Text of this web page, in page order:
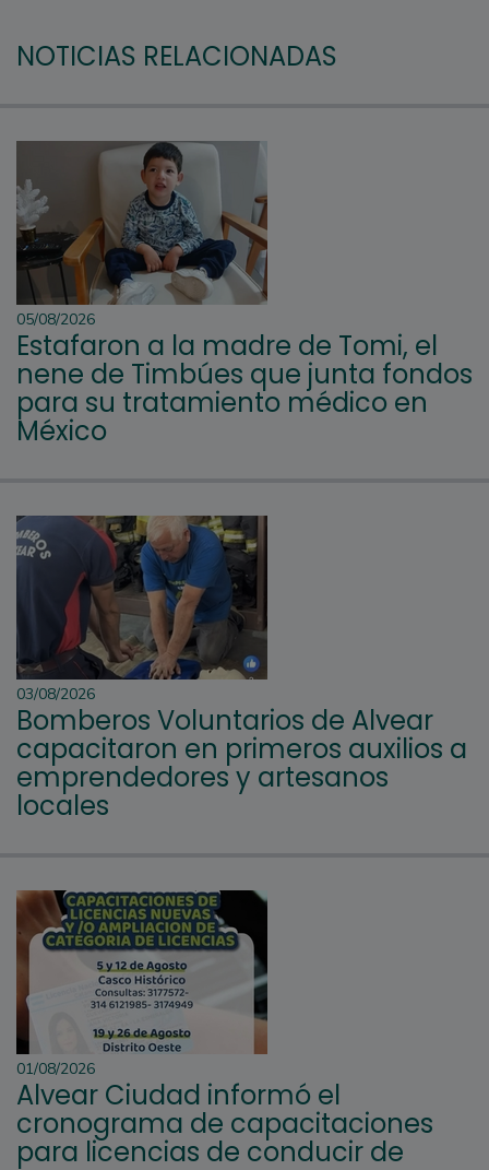
NOTICIAS RELACIONADAS
05/08/2026
Estafaron a la madre de Tomi, el
nene de Timbúes que junta fondos
para su tratamiento médico en
México
03/08/2026
Bomberos Voluntarios de Alvear
capacitaron en primeros auxilios a
emprendedores y artesanos
locales
01/08/2026
Alvear Ciudad informó el
cronograma de capacitaciones
para licencias de conducir de